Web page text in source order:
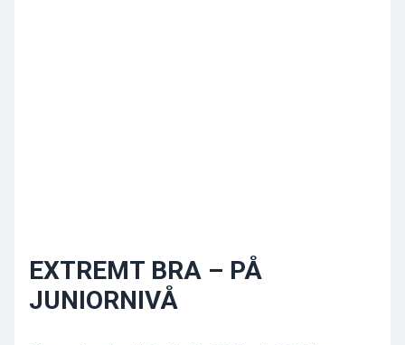
EXTREMT BRA – PÅ
JUNIORNIVÅ